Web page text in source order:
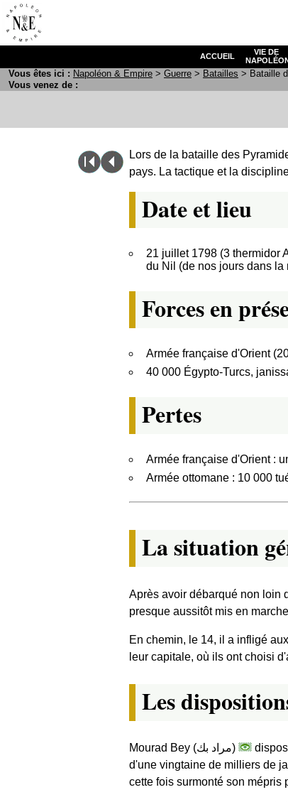
Lors de la bataille des
pays. La tactique et la
Date et lieu
21 juillet 1798 (3 thermidor
du Nil (de nos jours dans la
Forces en
Armée française d'Orient
40 000 Égypto-Turcs,
Pertes
Armée française d'Orient :
Armée ottomane : 10 000
La situation
Après avoir débarqué non loin
presque aussitôt mis en
En chemin, le 14, il a infligé
leur capitale, où ils ont choisi
Les
Mourad Bey (مراد بك)
d'une vingtaine de milliers de
cette fois surmonté son mépris
ACCUEIL
VIE DE
Vous êtes ici : Napoléon & Empire > Guerre > Batailles > Bataille
Vous venez de :